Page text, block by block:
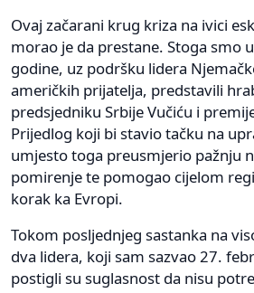
Ovaj začarani krug kriza na ivici
morao je da prestane. Stoga smo
godine, uz podršku lidera
američkih prijatelja, predstavili
predsjedniku Srbije Vučiću i
Prijedlog koji bi stavio tačku na
umjesto toga preusmjerio pažnju
pomirenje te pomogao cijelom
korak ka Evropi.
Tokom posljednjeg sastanka na
dva lidera, koji sam sazvao 27.
postigli su suglasnost da nisu